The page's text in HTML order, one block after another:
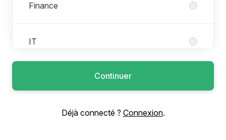
Finance
IT
Marketing & Digital
Continuer
Déjà connecté ? Connexion.